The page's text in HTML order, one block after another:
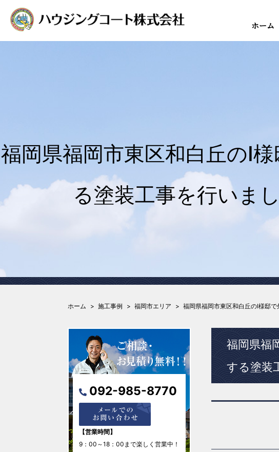
ホーム
福岡県福岡市東区和白丘のI
る塗装工事を行いま
ホーム 施工事例 福岡市エリア 福岡県福岡市東区和白丘のI様邸
福岡県福
する塗装
092-985-8770
【営業時間】
9：00～18：00まで楽しく営業中！